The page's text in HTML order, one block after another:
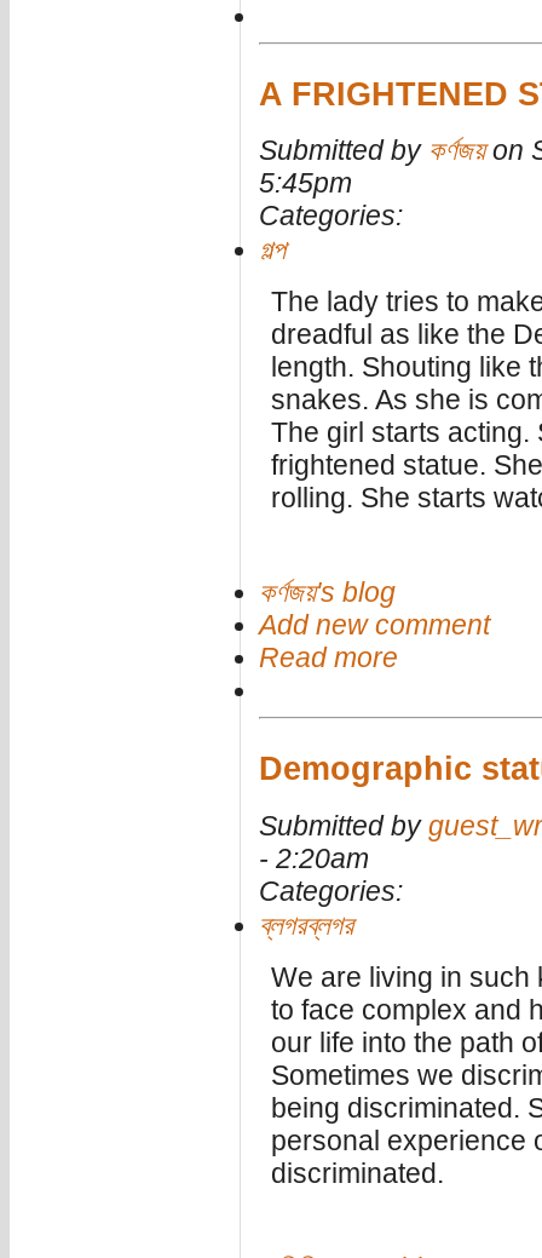
A FRIGHTENED
Submitted by কর্ণজয়on
5:45pm
Categories:
গল্প
The lady tries to
dreadful as like the
length. Shouting like
snakes. As she is
The girl starts acting.
frightened statue.
rolling. She starts
কর্ণজয়'s blog
Add new comment
Read more
Demographic
Submitted by
- 2:20am
Categories:
ব্লগরব্লগর
We are living in such
to face complex and
our life into the path
Sometimes we
being discriminated.
personal experience
discriminated.